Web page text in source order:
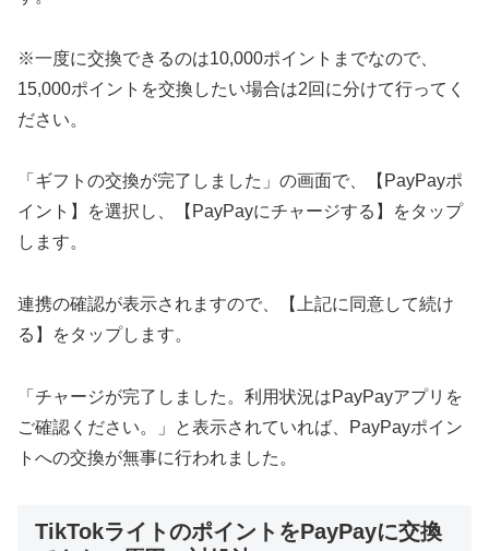
※一度に交換できるのは10,000ポイントまでなので、
15,000ポイントを交換したい場合は2回に分けて行ってく
ださい。
「ギフトの交換が完了しました」の画面で、【PayPayポ
イント】を選択し、【PayPayにチャージする】をタップ
します。
連携の確認が表示されますので、【上記に同意して続け
る】をタップします。
「チャージが完了しました。利用状況はPayPayアプリを
ご確認ください。」と表示されていれば、PayPayポイン
トへの交換が無事に行われました。
TikTokライトのポイントをPayPayに交換